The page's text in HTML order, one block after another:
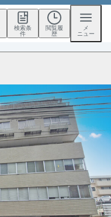
検索条
件
閲覧履
歴
メ
ニュー